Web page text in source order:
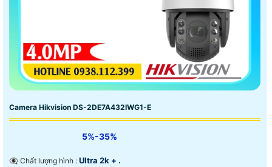
Camera Hikvision DS-2DE7A432IWG1-E
5%-35%
👁️‍🗨 Chất lượng hình : Ultra 2k + .